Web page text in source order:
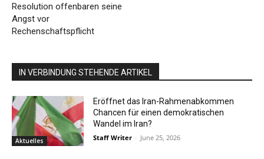
Resolution offenbaren seine
Angst vor
Rechenschaftspflicht
IN VERBINDUNG STEHENDE ARTIKEL
Aktuelles
Eröffnet das Iran-Rahmenabkommen
Chancen für einen demokratischen
Wandel im Iran?
Staff Writer - June 25, 2026